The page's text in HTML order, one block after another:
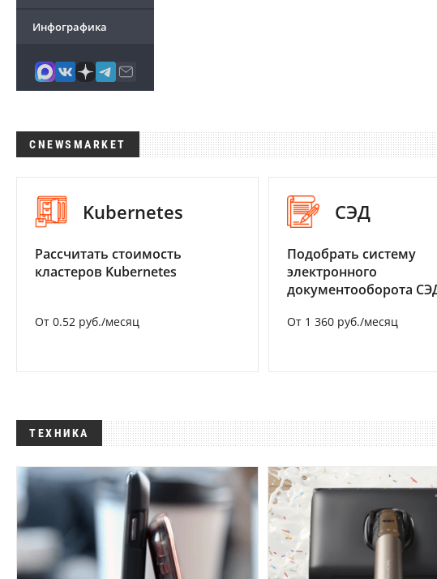
Инфографика
CNEWSMARKET
Kubernetes
Рассчитать стоимость
кластеров Kubernetes
От 0.52 руб./месяц
СЭД
Подобрать систему
электронного
документооборота
От 1 360 руб./месяц
ТЕХНИКА